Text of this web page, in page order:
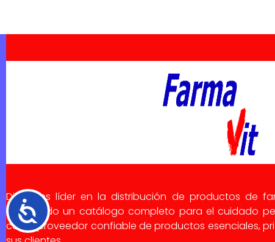
Accesibilidad
Dialsa es líder en la distribución de productos de
ofreciendo un catálogo completo para el cuidado
como proveedor confiable de productos esenciales,